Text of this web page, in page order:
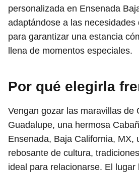
personalizada en Ensenada
adaptándose a las necesidades
para garantizar una estancia
llena de momentos especiales.
Por qué elegirla
Vengan gozar las maravillas de
Guadalupe, una hermosa
Ensenada, Baja California, MX,
rebosante de cultura,
ideal para relacionarse. El lugar